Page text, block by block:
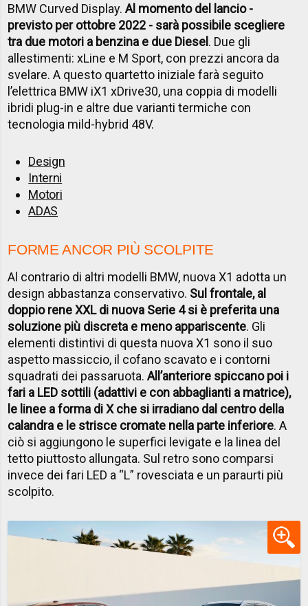
BMW Curved Display.Al momento del lancio -
previsto per ottobre 2022 - sarà possibile scegliere
tra due motori a benzina e due Diesel . Due gli
allestimenti: xLine e M Sport, con prezzi ancora da
svelare. A questo quartetto iniziale farà seguito
l’elettrica BMW iX1 xDrive30, una coppia di modelli
ibridi plug-in e altre due varianti termiche con
tecnologia mild-hybrid 48V.
Design
Interni
Motori
ADAS
FORME ANCOR PIÙ SCOLPITE
Al contrario di altri modelli BMW, nuova X1 adotta un
design abbastanza conservativo. Sul frontale, al
doppio rene XXL di nuova Serie 4 si è preferita una
soluzione più discreta e meno appariscente. Gli
elementi distintivi di questa nuova X1 sono il suo
aspetto massiccio, il cofano scavato e i contorni
squadrati dei passaruota.All’anteriore spiccano poi i
fari a LED sottili (adattivi e con abbaglianti a matrice),
le linee a forma di X che si irradiano dal centro della
calandra e le strisce cromate nella parte inferiore. A
ciò si aggiungono le superfici levigate e la linea del
tetto piuttosto allungata. Sul retro sono comparsi
invece dei fari LED a “L” rovesciata e un paraurti più
scolpito.